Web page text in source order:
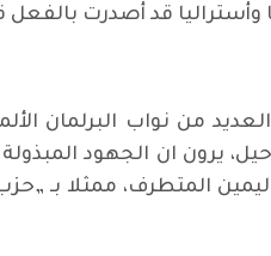
قد أصدرت بالفعل
من نواب البرلمان
يرون ان الجهود
المتطرف، ممثلا بـ „حزب